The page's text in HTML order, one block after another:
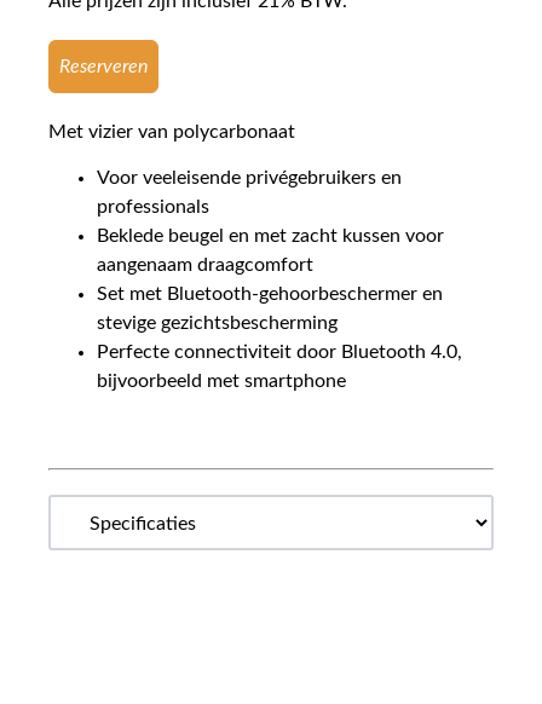
Reserveren
Met vizier van polycarbonaat
Voor veeleisende privégebruikers en
professionals
Beklede beugel en met zacht kussen voor
aangenaam draagcomfort
Set met Bluetooth-gehoorbeschermer en
stevige gezichtsbescherming
Perfecte connectiviteit door Bluetooth 4.0,
bijvoorbeeld met smartphone